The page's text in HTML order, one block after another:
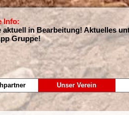
Info:
aktuell in Bearbeitung! Aktuelles
Gruppe!
Unser Verein